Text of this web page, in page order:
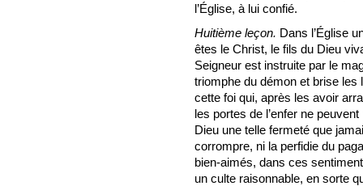
l’Église, à lui confié.
Huitième leçon. Dans l’Église
êtes le Christ, le fils du Dieu
Seigneur est instruite par le
triomphe du démon et brise les
cette foi qui, après les avoir
les portes de l’enfer ne
Dieu une telle fermeté que
corrompre, ni la perfidie du
bien-aimés, dans ces
un culte raisonnable, en sorte